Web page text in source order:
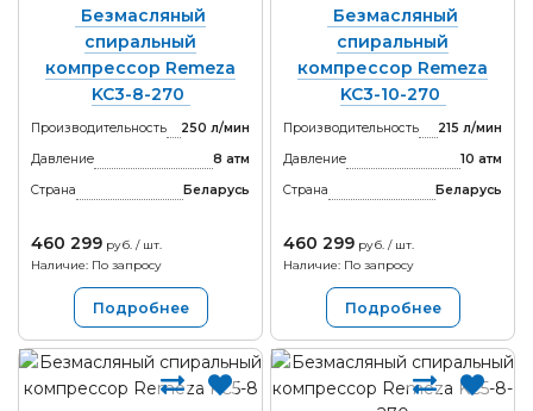
Безмасляный
спиральный
компрессор Remeza
KC3-8-270
Производительность
250 л/мин
Давление
8 атм
Страна
Беларусь
460 299 руб. / шт.
Наличие: По запросу
Подробнее
Безмасляный
спиральный
компрессор Remeza
KC3-10-270
Производительность
215 л/мин
Давление
10 атм
Страна
Беларусь
460 299 руб. / шт.
Наличие: По запросу
Подробнее